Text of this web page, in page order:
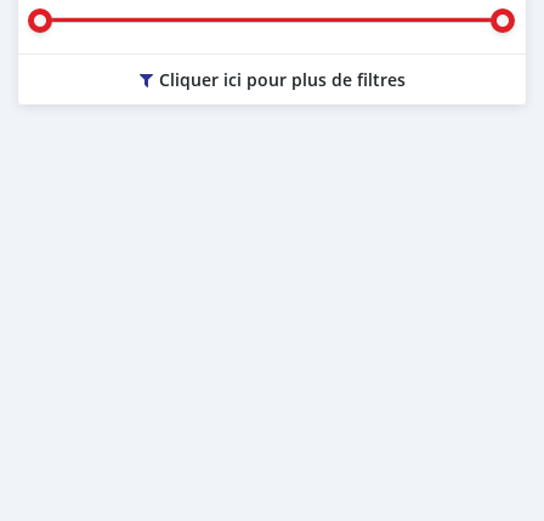
Cliquer ici pour plus de filtres